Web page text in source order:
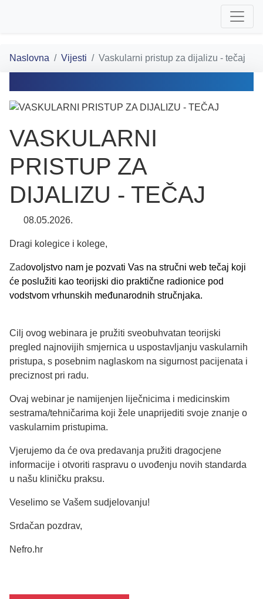
Naslovna Vijesti Vaskularni pristup za dijalizu - tečaj
VASKULARNI
PRISTUP ZA
DIJALIZU - TEČAJ
08.05.2026.
Dragi kolegice i kolege,
Zadovoljstvo nam je pozvati Vas na stručni web tečaj koji
će poslužiti kao teorijski dio praktične radionice pod
vodstvom vrhunskih međunarodnih stručnjaka.
Cilj ovog webinara je pružiti sveobuhvatan teorijski
pregled najnovijih smjernica u uspostavljanju vaskularnih
pristupa, s posebnim naglaskom na sigurnost pacijenata i
preciznost pri radu.
Ovaj webinar je namijenjen liječnicima i medicinskim
sestrama/tehničarima koji žele unaprijediti svoje znanje o
vaskularnim pristupima.
Vjerujemo da će ova predavanja pružiti dragocjene
informacije i otvoriti raspravu o uvođenju novih standarda
u našu kliničku praksu.
Veselimo se Vašem sudjelovanju!
Srdačan pozdrav,
Nefro.hr